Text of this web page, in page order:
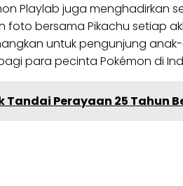
Playlab juga
foto bersama Pikachu setiap
untuk pengunjung
para pecinta Pokémon di
Tandai Perayaan 25 Tahun